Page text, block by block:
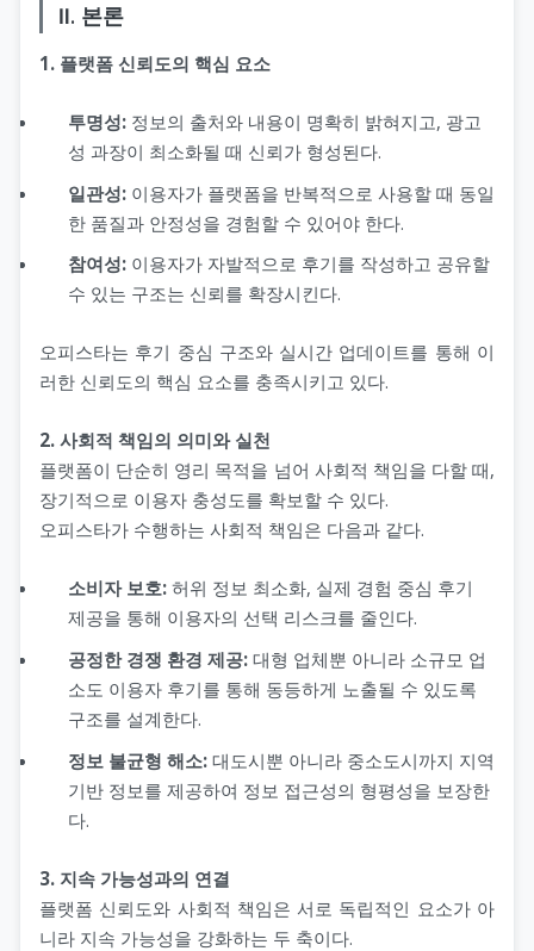
Ⅱ. 본론
1. 플랫폼 신뢰도의 핵심 요소
투명성: 정보의 출처와 내용이 명확히 밝혀지고, 광고
성 과장이 최소화될 때 신뢰가 형성된다.
일관성: 이용자가 플랫폼을 반복적으로 사용할 때 동일
한 품질과 안정성을 경험할 수 있어야 한다.
참여성: 이용자가 자발적으로 후기를 작성하고 공유할
수 있는 구조는 신뢰를 확장시킨다.
오피스타는 후기 중심 구조와 실시간 업데이트를 통해 이
러한 신뢰도의 핵심 요소를 충족시키고 있다.
2. 사회적 책임의 의미와 실천
플랫폼이 단순히 영리 목적을 넘어 사회적 책임을 다할 때,
장기적으로 이용자 충성도를 확보할 수 있다.
오피스타가 수행하는 사회적 책임은 다음과 같다.
소비자 보호: 허위 정보 최소화, 실제 경험 중심 후기
제공을 통해 이용자의 선택 리스크를 줄인다.
공정한 경쟁 환경 제공: 대형 업체뿐 아니라 소규모 업
소도 이용자 후기를 통해 동등하게 노출될 수 있도록
구조를 설계한다.
정보 불균형 해소: 대도시뿐 아니라 중소도시까지 지역
기반 정보를 제공하여 정보 접근성의 형평성을 보장한
다.
3. 지속 가능성과의 연결
플랫폼 신뢰도와 사회적 책임은 서로 독립적인 요소가 아
니라 지속 가능성을 강화하는 두 축이다.